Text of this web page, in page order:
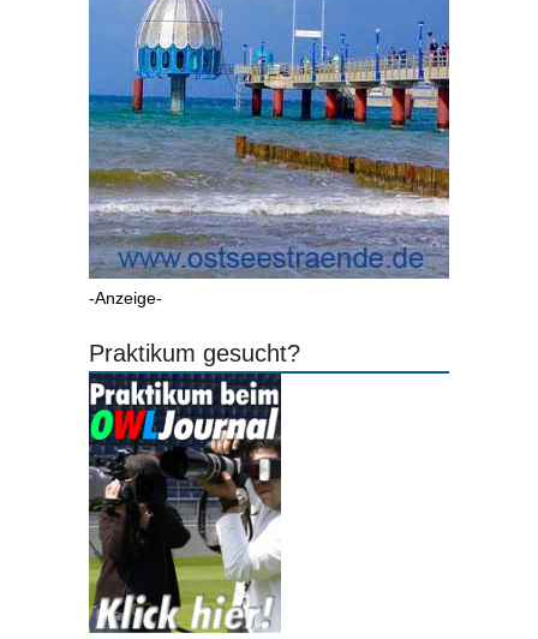
-Anzeige-
Praktikum gesucht?